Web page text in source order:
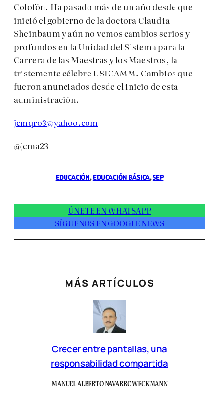
Colofón. Ha pasado más de un año desde que
inició el gobierno de la doctora Claudia
Sheinbaum y aún no vemos cambios serios y
profundos en la Unidad del Sistema para la
Carrera de las Maestras y los Maestros, la
tristemente célebre USICAMM. Cambios que
fueron anunciados desde el inicio de esta
administración.
jcmqro3@yahoo.com
@jcma23
EDUCACIÓN, EDUCACIÓN BÁSICA, SEP
ÚNETE EN WHATSAPP
SÍGUENOS EN GOOGLE NEWS
MÁS ARTÍCULOS
Crecer entre pantallas, una
responsabilidad compartida
MANUEL ALBERTO NAVARRO WECKMANN